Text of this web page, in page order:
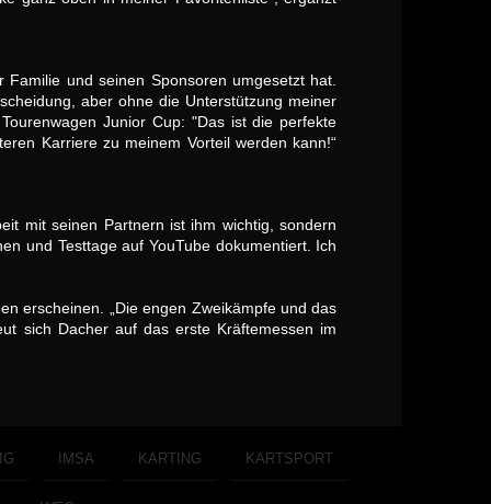
und seinen Sponsoren umgesetzt hat.
aber ohne die Unterstützung meiner
Junior Cup: "Das ist die perfekte
Karriere zu meinem Vorteil werden kann!“
mit seinen Partnern ist ihm wichtig, sondern
und Testtage auf YouTube dokumentiert. Ich
erscheinen. „Die engen Zweikämpfe und das
sich Dacher auf das erste Kräftemessen im
IMSA KARTING KARTSPORT